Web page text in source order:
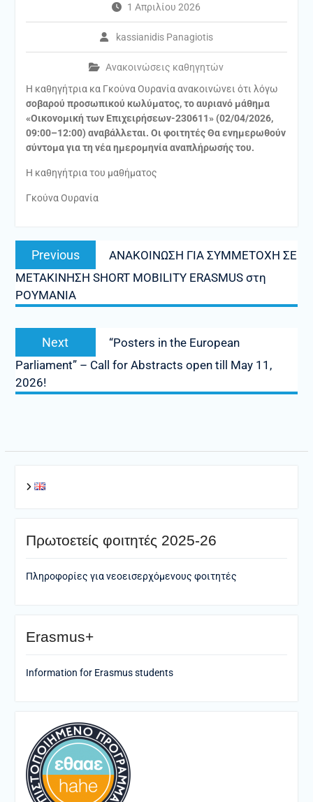
1 Απριλίου 2026
kassianidis Panagiotis
Ανακοινώσεις καθηγητών
Η καθηγήτρια κα Γκούνα Ουρανία ανακοινώνει ότι λόγω
σοβαρού προσωπικού κωλύματος, το αυριανό μάθημα
«Οικονομική των Επιχειρήσεων-230611» (02/04/2026,
09:00–12:00) αναβάλλεται. Οι φοιτητές Θα ενημερωθούν
σύντομα για τη νέα ημερομηνία αναπλήρωσής του.
Η καθηγήτρια του μαθήματος
Γκούνα Ουρανία
Πλοήγηση
άρθρων
Previous
post:
ANAKOINΩΣΗ ΓΙΑ ΣΥΜΜΕΤΟΧΗ ΣΕ
ΜΕΤΑΚΙΝΗΣΗ SHORT MOBILITY ERASMUS στη
ΡΟΥΜΑΝΙΑ
Next
post:
“Posters in the European
Parliament” – Call for Abstracts open till May 11,
2026!
Πρωτοετείς φοιτητές 2025-26
Πληροφορίες για νεοεισερχόμενους φοιτητές
Erasmus+
Information for Erasmus students